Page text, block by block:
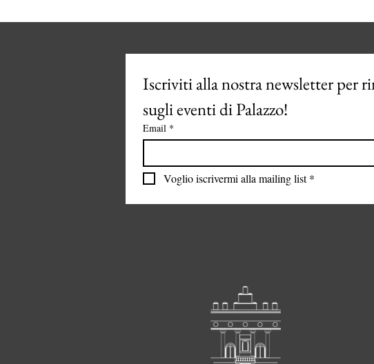
Iscriviti alla nostra newsletter per
sugli eventi di Palazzo!
Email *
Voglio iscrivermi alla mailing list *